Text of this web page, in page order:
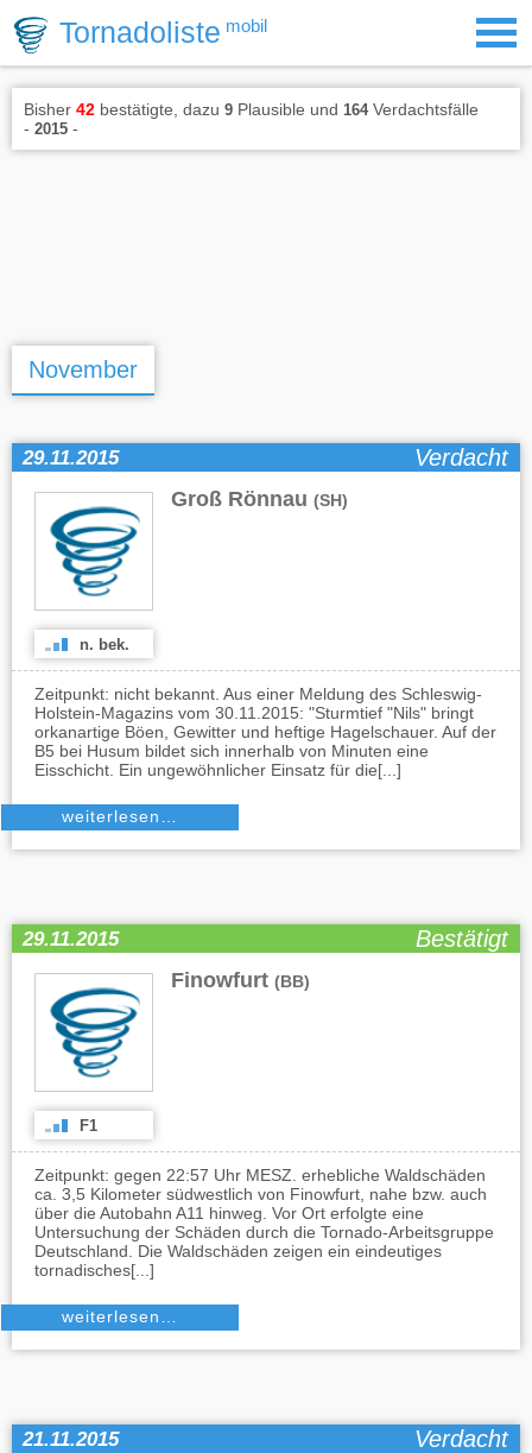
Tornadoliste mobil
Bisher 42 bestätigte, dazu 9 Plausible und 164Verdachtsfälle
- 2015 -
November
29.11.2015 Verdacht
Groß Rönnau (SH)
n. bek.
Zeitpunkt: nicht bekannt. Aus einer Meldung des Schleswig-
Holstein-Magazins vom 30.11.2015: "Sturmtief "Nils" bringt
orkanartige Böen, Gewitter und heftige Hagelschauer. Auf der
B5 bei Husum bildet sich innerhalb von Minuten eine
Eisschicht. Ein ungewöhnlicher Einsatz für die[...]
weiterlesen…
29.11.2015 Bestätigt
Finowfurt (BB)
F1
Zeitpunkt: gegen 22:57 Uhr MESZ. erhebliche Waldschäden
ca. 3,5 Kilometer südwestlich von Finowfurt, nahe bzw. auch
über die Autobahn A11 hinweg. Vor Ort erfolgte eine
Untersuchung der Schäden durch die Tornado-Arbeitsgruppe
Deutschland. Die Waldschäden zeigen ein eindeutiges
tornadisches[...]
weiterlesen…
21.11.2015 Verdacht